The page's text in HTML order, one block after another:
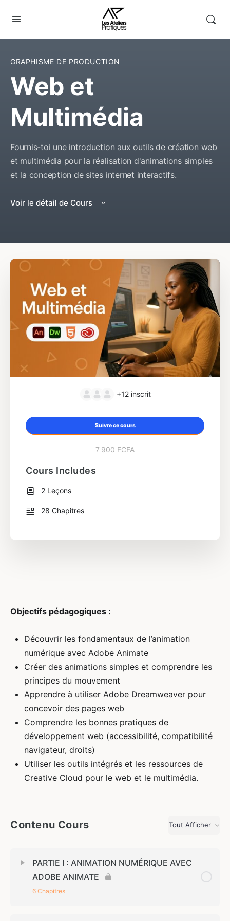
GRAPHISME DE PRODUCTION
Web et
Multimédia
Fournis-toi une introduction aux outils de création web
et multimédia pour la réalisation d'animations simples
et la conception de sites internet interactifs.
Voir le détail de Cours
Objectifs pédagogiques :
Découvrir les fondamentaux de l’animation
numérique avec Adobe Animate
Créer des animations simples et comprendre les
principes du mouvement
Apprendre à utiliser Adobe Dreamweaver pour
concevoir des pages web
Comprendre les bonnes pratiques de
développement web (accessibilité, compatibilité
navigateur, droits)
Utiliser les outils intégrés et les ressources de
Creative Cloud pour le web et le multimédia.
Contenu Cours Tout Afficher
Leçons
PARTIE I : ANIMATION NUMÉRIQUE AVEC
ADOBE ANIMATE
6 Chapitres
+12 inscrit
Suivre ce cours
7 900 FCFA
Cours Includes
2 Leçons
28 Chapitres